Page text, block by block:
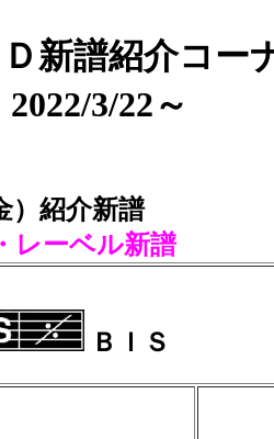
新譜紹介コー
3/22～
）紹介新譜
レーベル新譜
ＢＩＳ